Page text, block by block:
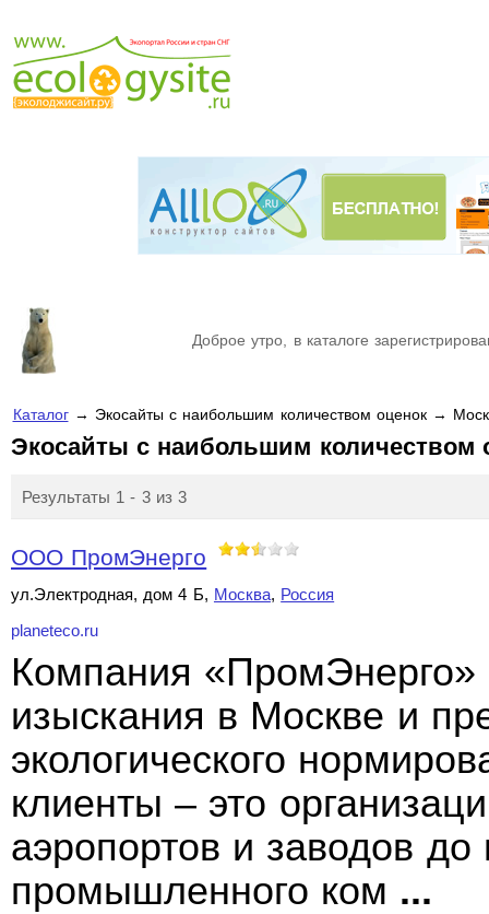
Доброе утро, в каталоге
Каталог→ Экосайты с наибольшим количеством оценок →
Экосайты с наибольшим количеством
Результаты 1 - 3 из 3
ООО ПромЭнерго
ул.Электродная, дом 4 Б, Москва, Россия
planeteco.ru
Компания «ПромЭнерго»
изыскания в Москве и
экологического
клиенты – это
аэропортов и заводов
промышленного ком ...